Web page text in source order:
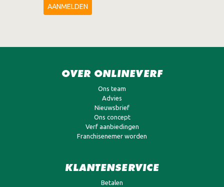
AANMELDEN
OVER ONLINEVERF
Ons team
Advies
Nieuwsbrief
Ons concept
Verf aanbiedingen
Franchisenemer worden
KLANTENSERVICE
Betalen